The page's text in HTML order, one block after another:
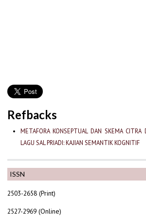
ISSN
2503-2658 (Print)
2527-2969 (Online)
Refbacks
METAFORA KONSEPTUAL DAN SKEMA CITRA
LAGU SAL PRIADI: KAJIAN SEMANTIK KOGNITIF